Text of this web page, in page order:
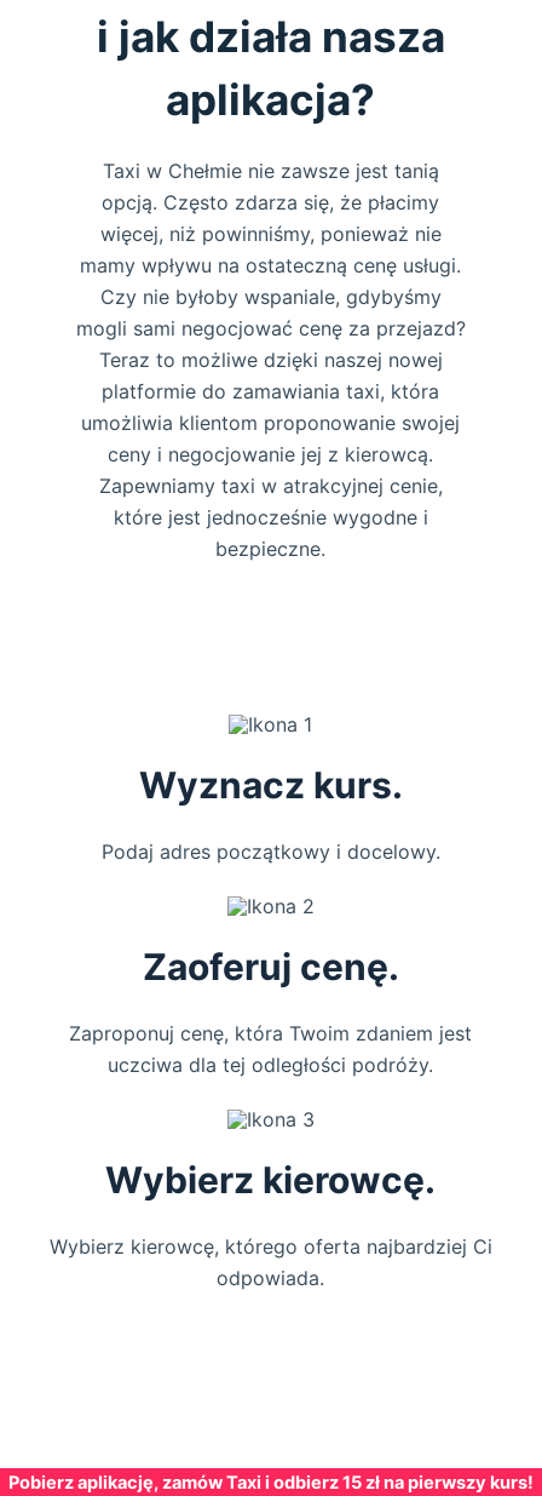
i jak działa nasza
aplikacja?
Taxi w Chełmie nie zawsze jest tanią
opcją. Często zdarza się, że płacimy
więcej, niż powinniśmy, ponieważ nie
mamy wpływu na ostateczną cenę usługi.
Czy nie byłoby wspaniale, gdybyśmy
mogli sami negocjować cenę za przejazd?
Teraz to możliwe dzięki naszej nowej
platformie do zamawiania taxi, która
umożliwia klientom proponowanie swojej
ceny i negocjowanie jej z kierowcą.
Zapewniamy taxi w atrakcyjnej cenie,
które jest jednocześnie wygodne i
bezpieczne.
Wyznacz kurs.
Podaj adres początkowy i docelowy.
Zaoferuj cenę.
Zaproponuj cenę, która Twoim zdaniem jest
uczciwa dla tej odległości podróży.
Wybierz kierowcę.
Wybierz kierowcę, którego oferta najbardziej Ci
odpowiada.
Pobierz aplikację, zamów Taxi i odbierz 15 zł na pierwszy kurs!